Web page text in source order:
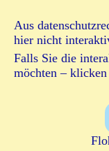
Aus
hier nicht
Falls Sie die
möchten – k